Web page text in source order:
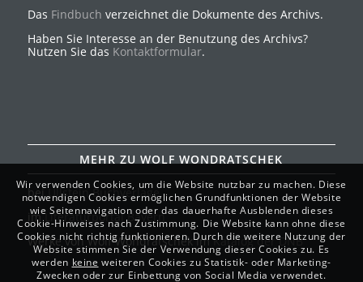
Das Findbuch verzeichnet die Dokumente des Archivs.
Haben Sie Interesse an der Benutzung des Archivs?
Nutzen Sie das Kontaktformular.
MEHR ZU WOLF WONDRATSCHEK
beiUllstein Buchverlage
imLiteraturportal Bayern
Werke von Wolf Wondratschek imKatalog der DNB
Wir verwenden Cookies, um die Website nutzbar zu machen. Diese
notwendigen Cookies ermöglichen Grundfunktionen der Website
wie Seitennavigation oder das dauerhafte Ausblenden dieses
Cookie-Hinweises nach Zustimmung. Die Website kann ohne diese
Cookies nicht richtig funktionieren. Durch die weitere Nutzung der
Website stimmen Sie der Verwendung dieser Cookies zu. Es
werden keine weiteren Cookies zu Statistik- oder Marketing-
Zwecken oder zur Einbettung von Social Media verwendet.